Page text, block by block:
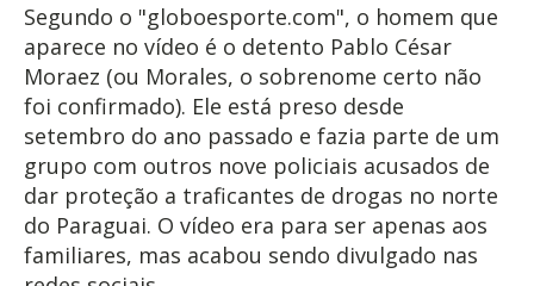
Segundo o "globoesporte.com", o homem que
aparece no vídeo é o detento Pablo César
Moraez (ou Morales, o sobrenome certo não
foi confirmado). Ele está preso desde
setembro do ano passado e fazia parte de um
grupo com outros nove policiais acusados de
dar proteção a traficantes de drogas no norte
do Paraguai. O vídeo era para ser apenas aos
familiares, mas acabou sendo divulgado nas